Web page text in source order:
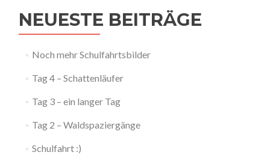
NEUESTE BEITRÄGE
Noch mehr Schulfahrtsbilder
Tag 4 – Schattenläufer
Tag 3 – ein langer Tag
Tag 2 – Waldspaziergänge
Schulfahrt :)